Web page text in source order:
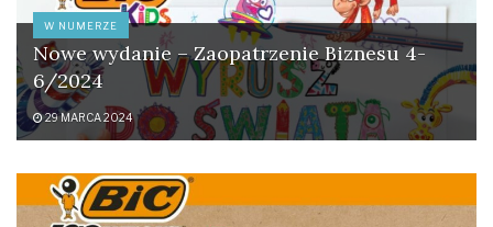
W NUMERZE
Nowe wydanie – Zaopatrzenie Biznesu 4-
6/2024
29 MARCA 2024